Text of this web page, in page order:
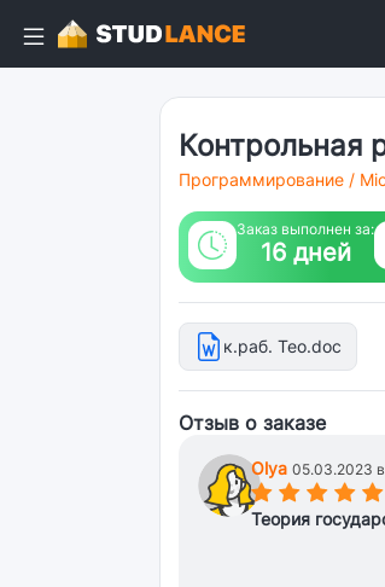
Контрольная
Программирование /
Заказ выполнен за:
16 дней
к.раб. Тео.doc
Отзыв о заказе
Olya 05.03.2023
(*)(*)(*)(*)(*)
Теория